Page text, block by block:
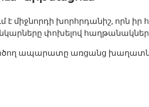
է միջնորդի խորհրդանիշ,
փոխելով
ապարատը առցանց